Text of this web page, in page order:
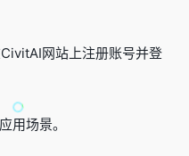
网站上注册账号并登
用场景。